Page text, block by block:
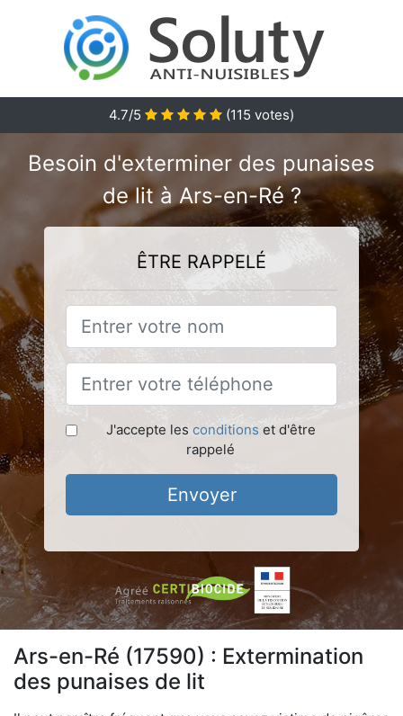
4.7/5 (115 votes)
Besoin d'exterminer des punaises
de lit à Ars-en-Ré ?
ÊTRE RAPPELÉ
J'accepte les conditions et d'être
rappelé
Envoyer
Ars-en-Ré (17590) : Extermination
des punaises de lit